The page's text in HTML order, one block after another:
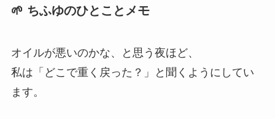
🌱 ちふゆのひとことメモ
オイルが悪いのかな、と思う夜ほど、
私は「どこで重く戻った？」と聞くようにしてい
ます。